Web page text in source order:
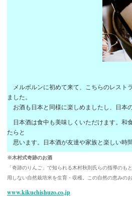
メルボルンに初めて来て、こちらのレスト
ました。
お酒も日本と同様に楽しめましたし、日本
日本酒は食中も美味しくいただけます。和
たらと
思います。日本酒が友達や家族と楽しい時
※木村式奇跡のお酒
「奇跡のりんご」で知られる木村秋則氏らの指導のも
用しない自然栽培米を生育・収穫。この自然の恵みの
www.kikuchishuzo.co.jp